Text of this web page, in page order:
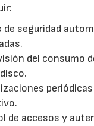
de seguridad
del consumo
de accesos y